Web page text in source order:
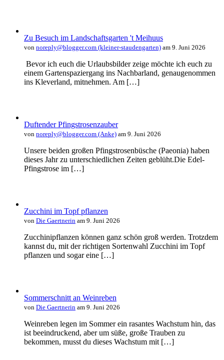
Zu Besuch im Landschaftsgarten 't Meihuus
von noreply@blogger.com (kleiner-staudengarten) am 9. Juni 2026
Bevor ich euch die Urlaubsbilder zeige möchte ich euch zu
einem Gartenspaziergang ins Nachbarland, genaugenommen
ins Kleverland, mitnehmen. Am […]
Duftender Pfingstrosenzauber
von noreply@blogger.com (Anke) am 9. Juni 2026
Unsere beiden großen Pfingstrosenbüsche (Paeonia) haben
dieses Jahr zu unterschiedlichen Zeiten geblüht.Die Edel-
Pfingstrose im […]
Zucchini im Topf pflanzen
von Die Gaertnerin am 9. Juni 2026
Zucchinipflanzen können ganz schön groß werden. Trotzdem
kannst du, mit der richtigen Sortenwahl Zucchini im Topf
pflanzen und sogar eine […]
Sommerschnitt an Weinreben
von Die Gaertnerin am 9. Juni 2026
Weinreben legen im Sommer ein rasantes Wachstum hin, das
ist beeindruckend, aber um süße, große Trauben zu
bekommen, musst du dieses Wachstum mit […]